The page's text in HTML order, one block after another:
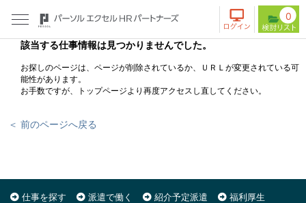
0
該当する仕事情報は見つかりませんでした。
お探しのページは、ページが削除されているか、ＵＲＬが変更されている可
能性があります。
お手数ですが、トップページより再度アクセスし直してください。
＜ 前のページへ戻る
仕事を探す 派遣で働く 紹介予定派遣
福利厚生